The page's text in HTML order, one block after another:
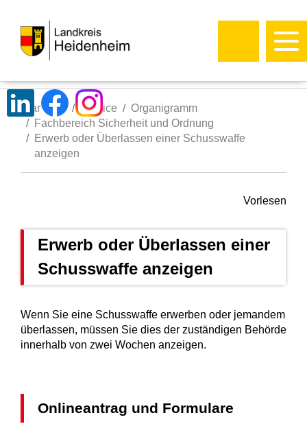
Startseite Service
Organigramm
Fachbereich Sicherheit und Ordnung
Erwerb oder Überlassen einer Schusswaffe
anzeigen
Vorlesen
Erwerb oder Überlassen einer
Schusswaffe anzeigen
Wenn Sie eine Schusswaffe erwerben oder jemandem
überlassen, müssen Sie dies der zuständigen Behörde
innerhalb von zwei Wochen anzeigen.
Onlineantrag und Formulare